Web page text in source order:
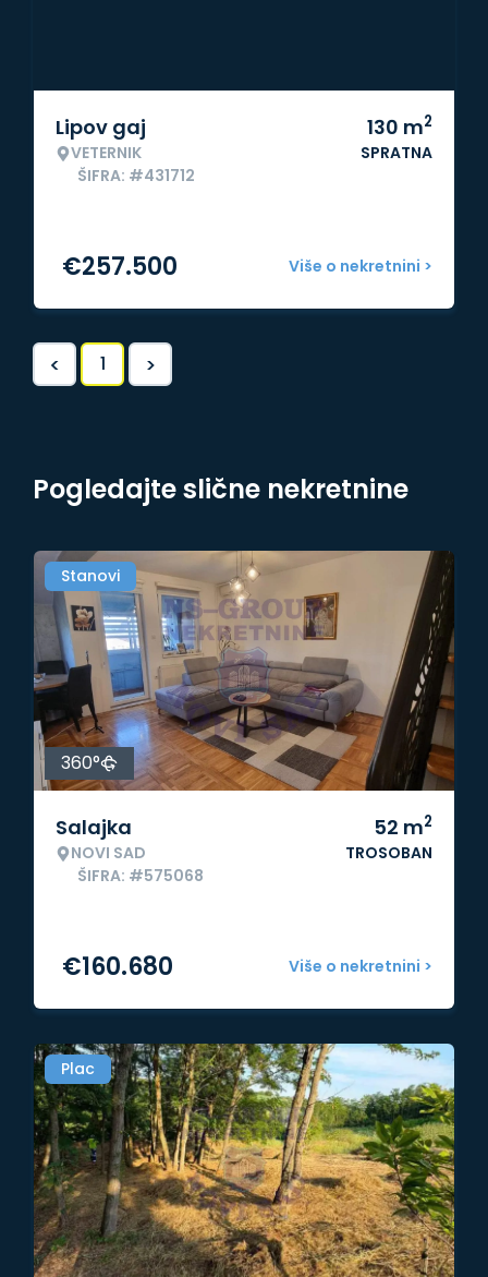
Lipov gaj
VETERNIK
ŠIFRA: #431712
130 m2
SPRATNA
Više o nekretnini >
€257.500
< 1 >
Pogledajte slične nekretnine
Stanovi
360°
Salajka
NOVI SAD
ŠIFRA: #575068
52 m2
TROSOBAN
Više o nekretnini >
€160.680
Plac